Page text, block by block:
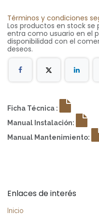
Términos y condiciones
Los productos en stock se
entra como usuario en el
disponibilidad con el
deseos.
Ficha Técnica :
Manual Instalación:
Manual Mantenimiento:
Enlaces de interés
Inicio